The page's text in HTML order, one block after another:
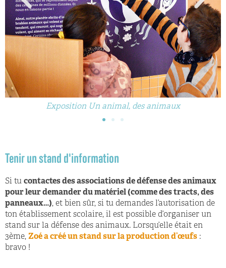
Exposition Un animal, des animaux
Tenir un stand d'information
Si tu contactes des associations de défense des animaux
pour leur demander du matériel (comme des tracts, des
panneaux…), et bien sûr, si tu demandes l’autorisation de
ton établissement scolaire, il est possible d’organiser un
stand sur la défense des animaux. Lorsqu’elle était en
3ème, Zoé a créé un stand sur la production d’œufs :
bravo !